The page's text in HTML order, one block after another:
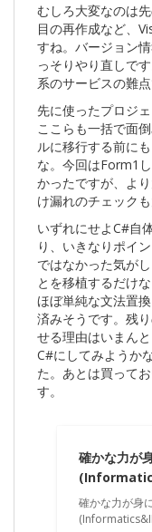
むしろ大変なのは
目の再作成など、
すね。バージョン
っそりやり直しで
系のサービスの難点
先に使ったプロジ
ここらも一括で面
ルに移行する前に
な。今回はForm1
かったですが、よ
け漏れのチェック
いずれにせよC#自
り、いきなりポイ
ではなかった気が
とを移植するだけ
ほぼ単純な文法置
済みそうです。残
せる理由はいまん
C#にしてみようか
た。あとは買って
す。
確かな力が
確かな力が身